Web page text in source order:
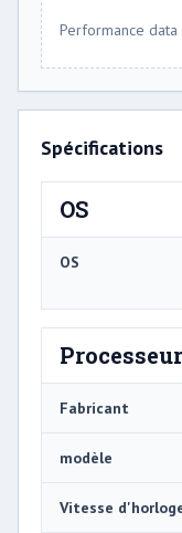
Performance
Spécifications
OS
OS
Processeur
Fabricant
modèle
Vitesse